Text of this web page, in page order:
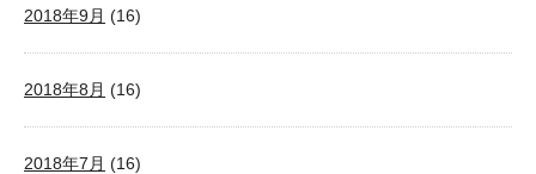
2018年9月 (16)
2018年8月 (16)
2018年7月 (16)